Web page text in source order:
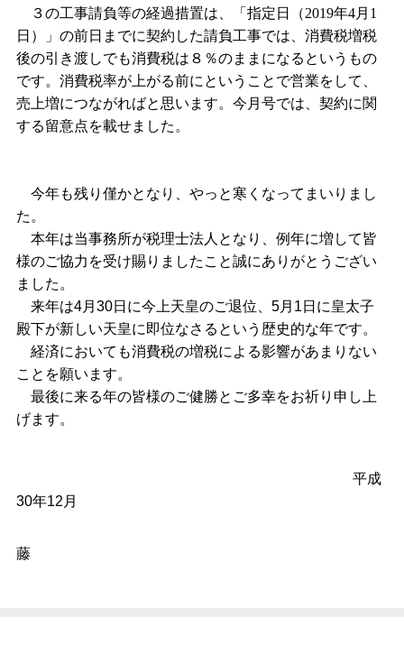
３の工事請負等の経過措置は、「指定日（2019年4月 1
日）」の前日までに契約した請負工事では、消費税増税
後の引き渡しでも消費税は８％のままになるというもの
です。消費税率が上がる前にということで営業をして、
売上増につながればと思います。今月号では、契約に関
する留意点を載せました。
今年も残り僅かとなり、やっと寒くなってまいりまし
た。
本年は当事務所が税理士法人となり、例年に増して皆
様のご協力を受け賜りましたこと誠にありがとうござい
ました。
来年は4月 30日に今上天皇のご退位、 5月 1 日に皇太子
殿下が新しい天皇に即位なさるという歴史的な年です。
経済においても消費税の増税による影響があまりない
ことを願います。
最後に来る年の皆様のご健勝とご多幸をお祈り申し上
げます。
平成
30年12 月
藤